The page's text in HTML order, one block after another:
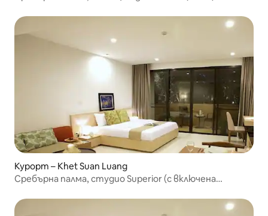
Курорт – Khet Suan Luang
Сребърна палма, студио Superior (с включена